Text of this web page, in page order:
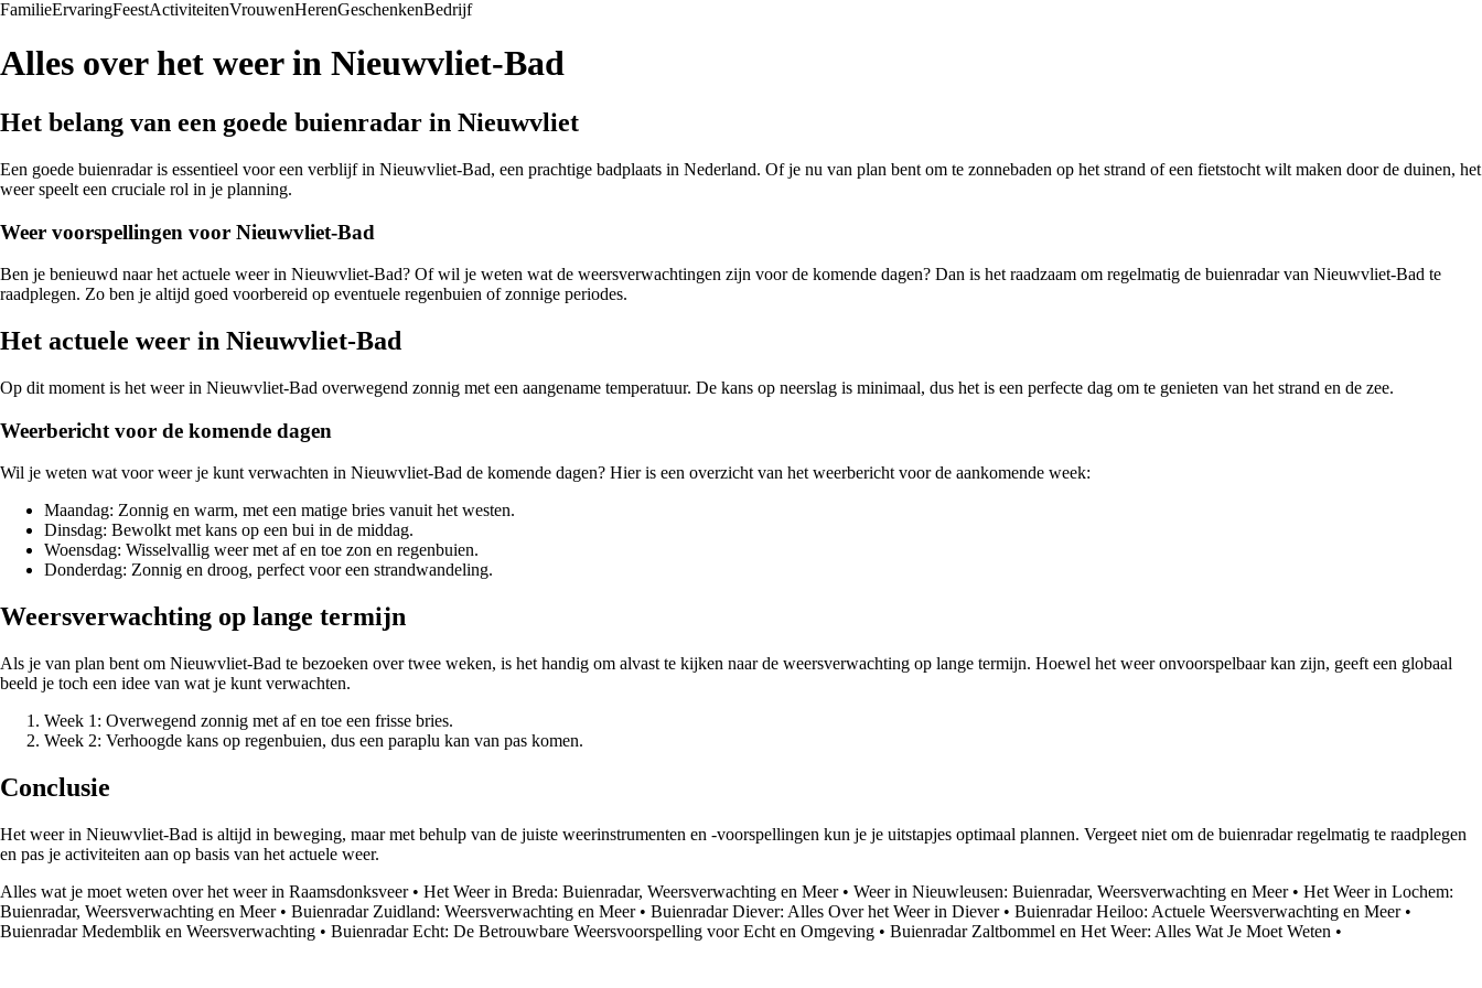
FamilieErvaringFeestActiviteitenVrouwenHerenGeschenkenBedrijf
Alles over het weer in Nieuwvliet-Bad
Het belang van een goede buienradar in Nieuwvliet
Een goede buienradar is essentieel voor een verblijf in Nieuwvliet-Bad, een prachtige badplaats in Nederland. Of je nu van plan bent om te zonnebaden op het strand of een fietstocht wilt maken door de duinen, het
weer speelt een cruciale rol in je planning.
Weer voorspellingen voor Nieuwvliet-Bad
Ben je benieuwd naar het actuele weer in Nieuwvliet-Bad? Of wil je weten wat de weersverwachtingen zijn voor de komende dagen? Dan is het raadzaam om regelmatig de buienradar van Nieuwvliet-Bad te
raadplegen. Zo ben je altijd goed voorbereid op eventuele regenbuien of zonnige periodes.
Het actuele weer in Nieuwvliet-Bad
Op dit moment is het weer in Nieuwvliet-Bad overwegend zonnig met een aangename temperatuur. De kans op neerslag is minimaal, dus het is een perfecte dag om te genieten van het strand en de zee.
Weerbericht voor de komende dagen
Wil je weten wat voor weer je kunt verwachten in Nieuwvliet-Bad de komende dagen? Hier is een overzicht van het weerbericht voor de aankomende week:
Maandag: Zonnig en warm, met een matige bries vanuit het westen.
Dinsdag: Bewolkt met kans op een bui in de middag.
Woensdag: Wisselvallig weer met af en toe zon en regenbuien.
Donderdag: Zonnig en droog, perfect voor een strandwandeling.
Weersverwachting op lange termijn
Als je van plan bent om Nieuwvliet-Bad te bezoeken over twee weken, is het handig om alvast te kijken naar de weersverwachting op lange termijn. Hoewel het weer onvoorspelbaar kan zijn, geeft een globaal
beeld je toch een idee van wat je kunt verwachten.
Week 1: Overwegend zonnig met af en toe een frisse bries.
Week 2: Verhoogde kans op regenbuien, dus een paraplu kan van pas komen.
Conclusie
Het weer in Nieuwvliet-Bad is altijd in beweging, maar met behulp van de juiste weerinstrumenten en -voorspellingen kun je je uitstapjes optimaal plannen. Vergeet niet om de buienradar regelmatig te raadplegen
en pas je activiteiten aan op basis van het actuele weer.
Alles wat je moet weten over het weer in Raamsdonksveer• Het Weer in Breda: Buienradar, Weersverwachting en Meer• Weer in Nieuwleusen: Buienradar, Weersverwachting en Meer• Het Weer in Lochem:
Buienradar, Weersverwachting en Meer• Buienradar Zuidland: Weersverwachting en Meer• Buienradar Diever: Alles Over het Weer in Diever• Buienradar Heiloo: Actuele Weersverwachting en Meer•
Buienradar Medemblik en Weersverwachting • Buienradar Echt: De Betrouwbare Weersvoorspelling voor Echt en Omgeving • Buienradar Zaltbommel en Het Weer: Alles Wat Je Moet Weten •